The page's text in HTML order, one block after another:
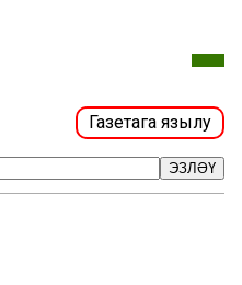
Газетага язылу
ЭЗЛӘҮ